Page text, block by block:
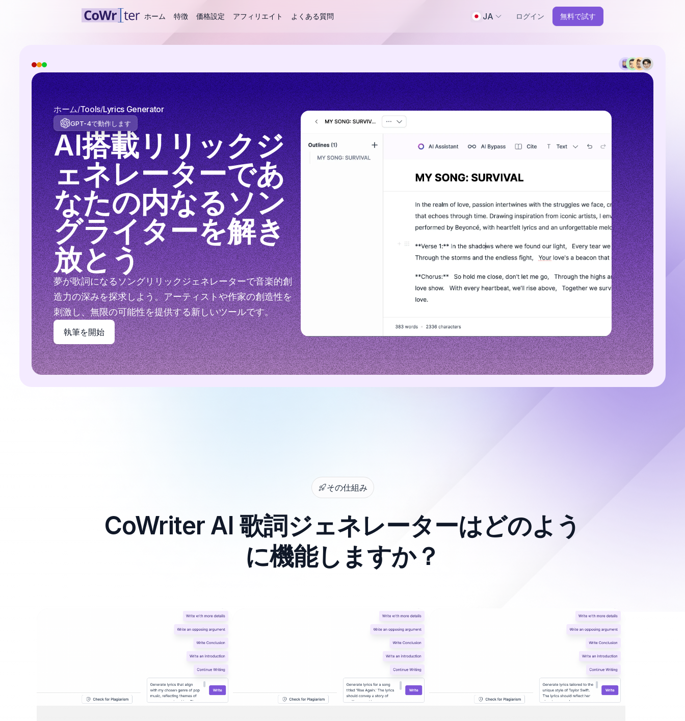
ホーム 特徴 価格設定 アフィリエイト よくある質問 JA ログイン 無料で試す
ホーム Tools Lyrics Generator
GPT-4で動作します
AI搭載リリックジ
ェネレーターであ
なたの内なるソン
グライターを解き
放とう
夢が歌詞になるソングリリックジェネレーターで音楽的創
造力の深みを探求しよう。アーティストや作家の創造性を
刺激し、無限の可能性を提供する新しいツールです。
執筆を開始
その仕組み
CoWriter AI 歌詞ジェネレーターはどのよう
に機能しますか？